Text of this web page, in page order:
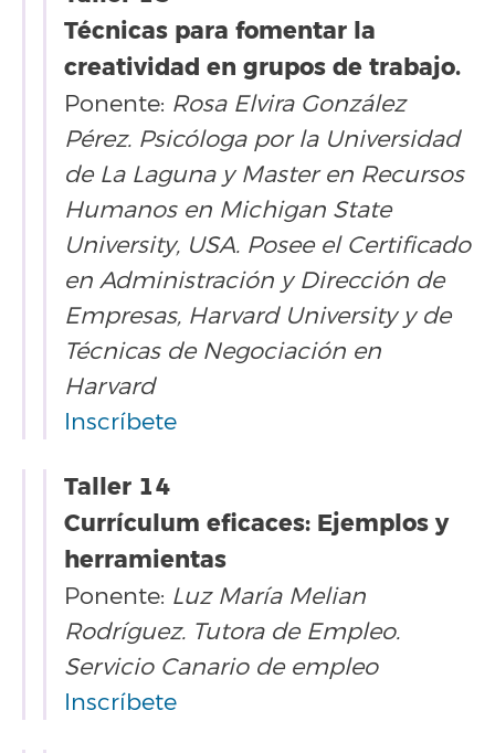
Técnicas para fomentar la
creatividad en grupos de trabajo.
Ponente: Rosa Elvira González
Pérez. Psicóloga por la Universidad
de La Laguna y Master en Recursos
Humanos en Michigan State
University, USA. Posee el Certificado
en Administración y Dirección de
Empresas, Harvard University y de
Técnicas de Negociación en
Harvard
Inscríbete
Taller 14
Currículum eficaces: Ejemplos y
herramientas
Ponente: Luz María Melian
Rodríguez. Tutora de Empleo.
Servicio Canario de empleo
Inscríbete